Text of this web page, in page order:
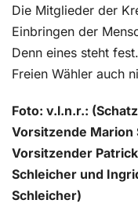
Die Mitglieder der
Einbringen der
Denn eines steht
Freien Wähler auch
Foto: v.l.n.r.:
Vorsitzende Marion
Vorsitzender
Schleicher und
Schleicher)